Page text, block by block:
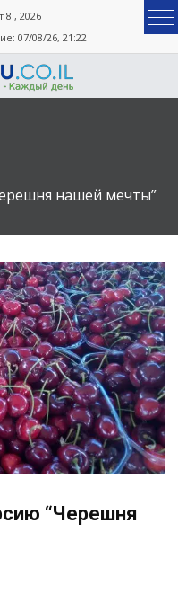
8 , 2026
07/08/26, 21:22
нашей мечты”
“Черешня